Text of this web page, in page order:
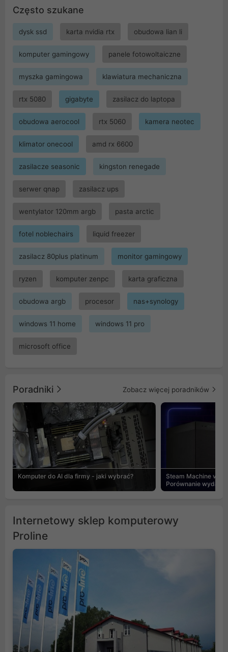
Często szukane
dysk ssd karta nvidia rtx obudowa lian li
komputer gamingowy panele fotowoltaiczne
myszka gamingowa klawiatura mechaniczna
rtx 5080 gigabyte zasilacz do laptopa
obudowa aerocool rtx 5060 kamera neotec
klimator onecool amd rx 6600
zasilacze seasonic kingston renegade
serwer qnap zasilacz ups
wentylator 120mm argb pasta arctic
fotel noblechairs liquid freezer
zasilacz 80plus platinum monitor gamingowy
ryzen komputer zenpc karta graficzna
obudowa argb procesor nas+synology
windows 11 home windows 11 pro
microsoft office
Poradniki Zobacz więcej poradników
Komputer do AI dla firmy - jaki wybrać?
Steam Machine vs
Porównanie
Internetowy sklep komputerowy
Proline